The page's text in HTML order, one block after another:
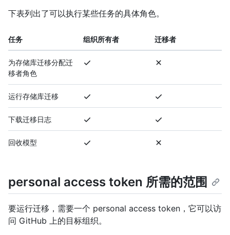
下表列出了可以执行某些任务的具体角色。
任务 组织所有者 迁移者
为存储库迁移分配迁
移者角色
运行存储库迁移
下载迁移日志
回收模型
personal access token 所需的范围
要运行迁移，需要一个 personal access token，它可以访
问 GitHub 上的目标组织。